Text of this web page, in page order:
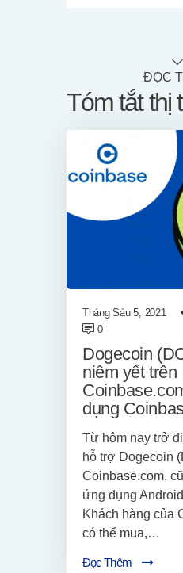
ĐỌC
Tóm tắt thị
Tháng Sáu 5, 2021
0
Dogecoin
niêm yết trên
dụng
Từ hôm nay trở
hỗ trợ Dogecoin
Coinbase.com,
ứng dụng
Khách hàng của
có thể mua,…
Đọc Thêm